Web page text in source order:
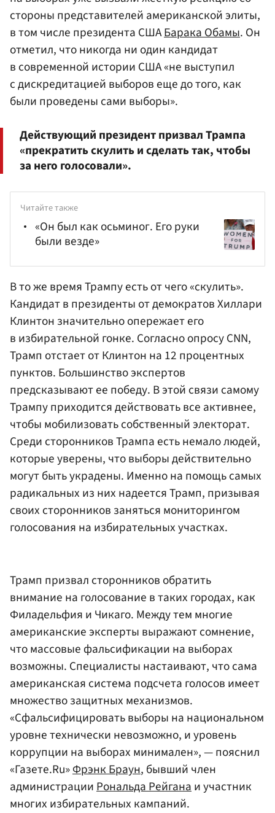
стороны представителей американской элиты,
в том числе президента СШАБарака Обамы. Он
отметил, что никогда ни один кандидат
в современной истории США «не выступил
с дискредитацией выборов еще до того, как
были проведены сами выборы».
Действующий президент призвал Трампа
«прекратить скулить и сделать так, чтобы
за него голосовали».
Читайте также
«Он был как осьминог. Его руки
были везде»
В то же времяТрампуесть от чего «скулить».
Кандидат в президенты от демократовХиллари
Клинтон значительно опережает его
в избирательной гонке. Согласно опросу CNN,
Трамп отстает от Клинтон на 12 процентных
пунктов. Большинство экспертов
предсказывают ее победу. В этой связи самому
Трампу приходится действовать все активнее,
чтобы мобилизовать собственный электорат.
Среди сторонников Трампа есть немало людей,
которые уверены, что выборы действительно
могут быть украдены. Именно на помощь самых
радикальных из них надеется Трамп, призывая
своих сторонников заняться мониторингом
голосования на избирательных участках.
Трамп призвал сторонников обратить
внимание на голосование в таких городах, как
Филадельфия и Чикаго. Между тем многие
американские эксперты выражают сомнение,
что массовые фальсификации на выборах
возможны. Специалисты настаивают, что сама
американская система подсчета голосов имеет
множество защитных механизмов.
«Сфальсифицировать выборы на национальном
уровне технически невозможно, и уровень
коррупции на выборах минимален», — пояснил
«Газете.Ru»Фрэнк Браун, бывший член
администрацииРональда Рейганаи участник
многих избирательных кампаний.